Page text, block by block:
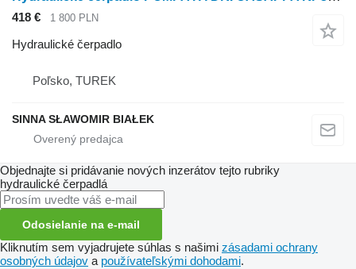
418 € 1 800 PLN
Hydraulické čerpadlo
Poľsko, TUREK
SINNA SŁAWOMIR BIAŁEK
Objednajte si pridávanie nových inzerátov tejto rubriky
hydraulické čerpadlá
Odosielanie na e-mail
Kliknutím sem vyjadrujete súhlas s našimi zásadami ochrany
osobných údajov a používateľskými dohodami.